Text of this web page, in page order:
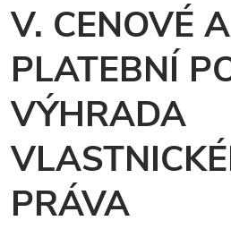
V. CENOVÉ A
PLATEBNÍ
VÝHRADA
PRÁVA